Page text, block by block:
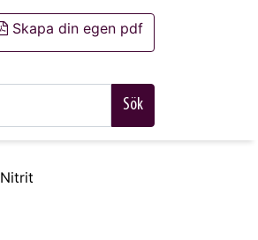
Skapa din egen pdf
Sök
Nitrit